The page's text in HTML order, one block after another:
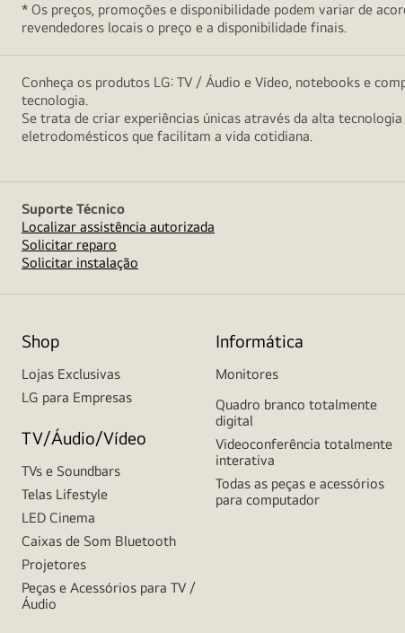
* Os preços, promoções e disponibilidade podem variar de
revendedores locais o preço e a disponibilidade finais.
Conheça os produtos LG: TV / Áudio e Vídeo, notebooks e
tecnologia.
Se trata de criar experiências únicas através da alta
eletrodomésticos que facilitam a vida cotidiana.
Suporte Técnico
Localizar assistência autorizada
Solicitar reparo
Solicitar instalação
Shop
Lojas Exclusivas
LG para Empresas
TV/Áudio/Vídeo
TVs e Soundbars
Telas Lifestyle
LED Cinema
Caixas de Som Bluetooth
Projetores
Peças e Acessórios para TV /
Áudio
Informática
Monitores
Quadro branco totalmente
digital
Videoconferência totalmente
interativa
Todas as peças e acessórios
para computador